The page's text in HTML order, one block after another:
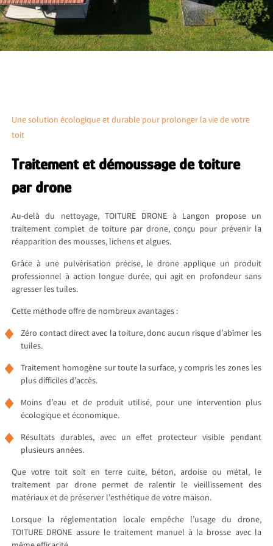
Une solution écologique et durable pour prolonger la vie de votre
toit
Traitement et démoussage de toiture
par drone
Au-delà du nettoyage, TOITURE DRONE à Langon propose un
traitement complet de toiture par drone, conçu pour prévenir la
réapparition des mousses, lichens et algues.
Grâce à une pulvérisation précise, le drone applique un produit
professionnel à action longue durée, qui agit en profondeur sans
agresser les tuiles.
Cette méthode offre de nombreux avantages :
Zéro contact direct avec la toiture, donc aucun risque d’abîmer les
tuiles.
Traitement homogène sur toute la surface, y compris les zones les
plus difficiles d’accès.
Moins d’eau et de produit utilisé, pour une intervention plus
écologique et économique.
Résultats durables, avec un effet protecteur visible pendant
plusieurs années.
Que votre toit soit en terre cuite, béton, ardoise ou métal, le
traitement par drone permet de ralentir le vieillissement des
matériaux et de préserver l’esthétique de votre maison.
Lorsque la réglementation locale empêche l’usage du drone,
TOITURE DRONE assure le traitement manuel à la brosse avec la